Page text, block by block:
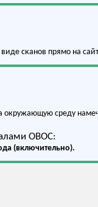
сканов прямо на
среду
ОВОС:
(включительно).